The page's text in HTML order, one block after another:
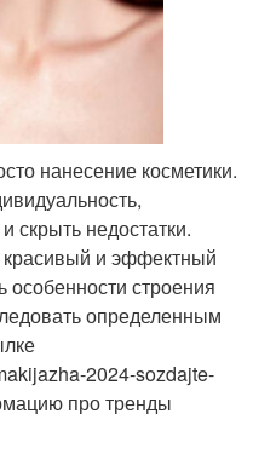
нанесение косметики.
скрыть недостатки.
и эффектный
строения
определенным
2024-sozdajte-
про тренды